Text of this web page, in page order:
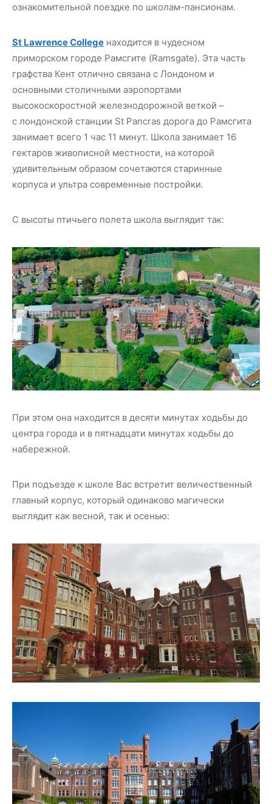
ознакомительной поездке по школам-пансионам.
St Lawrence College находится в чудесном
приморском городе Рамсгите (Ramsgate). Эта часть
графства Кент отлично связана с Лондоном и
основными столичными аэропортами
высокоскоростной железнодорожной веткой –
с лондонской станции St Pancras дорога до Рамсгита
занимает всего 1 час 11 минут. Школа занимает 16
гектаров живописной местности, на которой
удивительным образом сочетаются старинные
корпуса и ультра современные постройки.
С высоты птичьего полета школа выглядит так:
При этом она находится в десяти минутах ходьбы до
центра города и в пятнадцати минутах ходьбы до
набережной.
При подъезде к школе Вас встретит величественный
главный корпус, который одинаково магически
выглядит как весной, так и осенью: